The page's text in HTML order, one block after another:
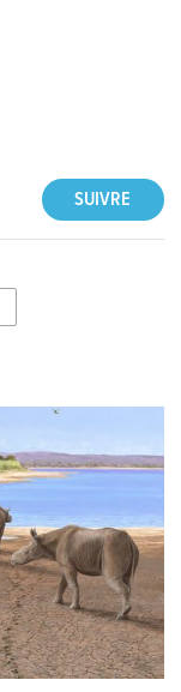
SUIVRE